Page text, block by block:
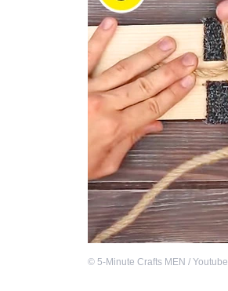
© 5-Minute Crafts MEN / Youtube